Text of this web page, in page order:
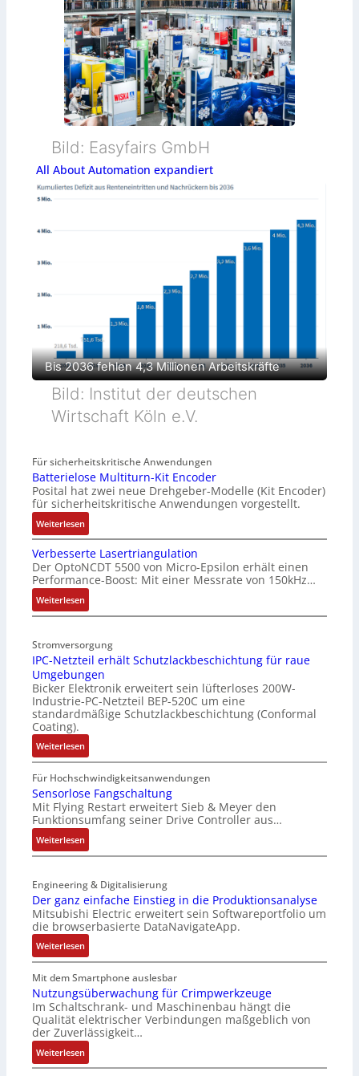
Bild: Easyfairs GmbH
All About Automation expandiert
Bis 2036 fehlen 4,3 Millionen Arbeitskräfte
Bild: Institut der deutschen
Wirtschaft Köln e.V.
Für sicherheitskritische Anwendungen
Batterielose Multiturn-Kit Encoder
Posital hat zwei neue Drehgeber-Modelle (Kit Encoder)
für sicherheitskritische Anwendungen vorgestellt.
Weiterlesen:
B
a
t
t
e
r
e
l
o
s
e
M
u
l
t
i
t
u
r
n
-
i
t
E
n
c
o
d
e
r
Verbesserte Lasertriangulation
Der OptoNCDT 5500 von Micro-Epsilon erhält einen
Performance-Boost: Mit einer Messrate von 150kHz…
Weiterlesen:
V
r
b
e
s
s
e
r
t
e
L
a
e
r
t
i
a
n
g
u
l
a
t
i
o
n
Stromversorgung
IPC-Netzteil erhält Schutzlackbeschichtung für raue
Umgebungen
Bicker Elektronik erweitert sein lüfterloses 200W-
Industrie-PC-Netzteil BEP-520C um eine
standardmäßige Schutzlackbeschichtung (Conformal
Coating).
Weiterlesen:
I
P
C
N
t
t
e
i
l
e
r
h
ä
l
S
c
h
Für Hochschwindigkeitsanwendungen
Sensorlose Fangschaltung
Mit Flying Restart erweitert Sieb & Meyer den
Funktionsumfang seiner Drive Controller aus…
Weiterlesen:
S
n
s
o
r
l
o
s
e
F
a
n
g
s
Engineering & Digitalisierung
Der ganz einfache Einstieg in die Produktionsanalyse
Mitsubishi Electric erweitert sein Softwareportfolio um
die browserbasierte DataNavigateApp.
Weiterlesen:
D
e
r
g
a
n
z
e
Mit dem Smartphone auslesbar
Nutzungsüberwachung für Crimpwerkzeuge
Im Schaltschrank- und Maschinenbau hängt die
Qualität elektrischer Verbindungen maßgeblich von
der Zuverlässigkeit…
Weiterlesen:
N